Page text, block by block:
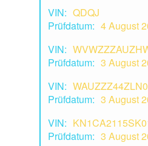
VIN: QDQJ
Prüfdatum: 4 August
VIN:
Prüfdatum: 3 August
VIN:
Prüfdatum: 3 August
VIN:
Prüfdatum: 3 August